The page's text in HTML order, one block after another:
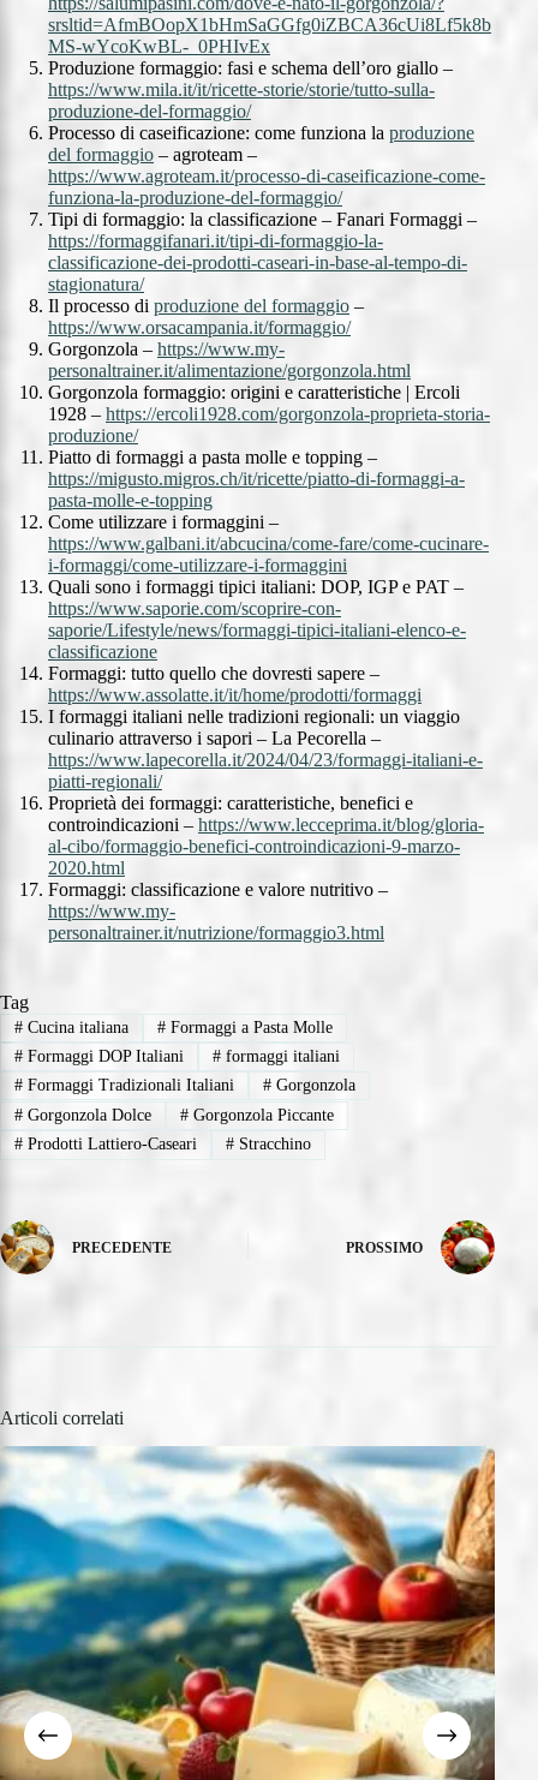
srsltid=AfmBOopX1bHmSaGGfg0iZBCA36cUi8Lf5k8b
MS-wYcoKwBL-_0PHIvEx
Produzione formaggio: fasi e schema dell’oro giallo –
https://www.mila.it/it/ricette-storie/storie/tutto-sulla-
produzione-del-formaggio/
Processo di caseificazione: come funziona la produzione
del formaggio – agroteam –
https://www.agroteam.it/processo-di-caseificazione-come-
funziona-la-produzione-del-formaggio/
Tipi di formaggio: la classificazione – Fanari Formaggi –
https://formaggifanari.it/tipi-di-formaggio-la-
classificazione-dei-prodotti-caseari-in-base-al-tempo-di-
stagionatura/
Il processo di produzione del formaggio –
https://www.orsacampania.it/formaggio/
Gorgonzola – https://www.my-
personaltrainer.it/alimentazione/gorgonzola.html
Gorgonzola formaggio: origini e caratteristiche | Ercoli
1928 – https://ercoli1928.com/gorgonzola-proprieta-storia-
produzione/
Piatto di formaggi a pasta molle e topping –
https://migusto.migros.ch/it/ricette/piatto-di-formaggi-a-
pasta-molle-e-topping
Come utilizzare i formaggini –
https://www.galbani.it/abcucina/come-fare/come-cucinare-
i-formaggi/come-utilizzare-i-formaggini
Quali sono i formaggi tipici italiani: DOP, IGP e PAT –
https://www.saporie.com/scoprire-con-
saporie/Lifestyle/news/formaggi-tipici-italiani-elenco-e-
classificazione
Formaggi: tutto quello che dovresti sapere –
https://www.assolatte.it/it/home/prodotti/formaggi
I formaggi italiani nelle tradizioni regionali: un viaggio
culinario attraverso i sapori – La Pecorella –
https://www.lapecorella.it/2024/04/23/formaggi-italiani-e-
piatti-regionali/
Proprietà dei formaggi: caratteristiche, benefici e
controindicazioni – https://www.lecceprima.it/blog/gloria-
al-cibo/formaggio-benefici-controindicazioni-9-marzo-
2020.html
Formaggi: classificazione e valore nutritivo –
https://www.my-
personaltrainer.it/nutrizione/formaggio3.html
Tag
#Cucina italiana #Formaggi a Pasta Molle
#Formaggi DOP Italiani #formaggi italiani
#Formaggi Tradizionali Italiani #Gorgonzola
#Gorgonzola Dolce #Gorgonzola Piccante
#Prodotti Lattiero-Caseari #Stracchino
PRECEDENTE PROSSIMO
Articoli correlati